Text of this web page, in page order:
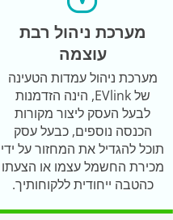
מערכת ניהול רבת
עוצמה
מערכת ניהול עמדות הטעינה
של EVlink, הינה הזדמנות
לבעל העסק ליצור מקורות
הכנסה נוספים, כבעל עסק
תוכל להגדיל את המחזור על ידי
מכירת החשמל עצמו או הצעתו
כהטבה ייחודית ללקוחותיך.